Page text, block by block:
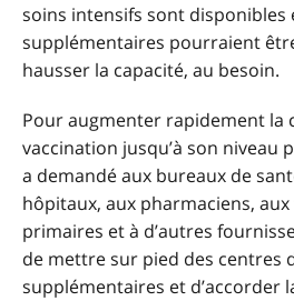
soins intensifs sont disponibles
supplémentaires pourraient
hausser la capacité, au besoin.
Pour augmenter rapidement la
vaccination jusqu’à son niveau
a demandé aux bureaux de
hôpitaux, aux pharmaciens,
primaires et à d’autres
de mettre sur pied des centres
supplémentaires et d’accorder